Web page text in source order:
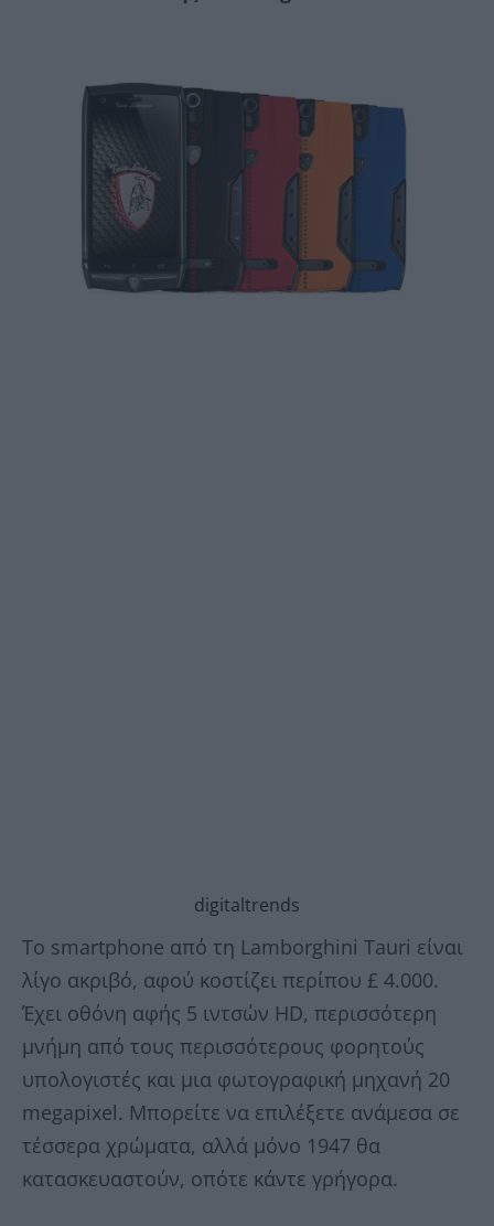
digitaltrends
Το smartphone από τη Lamborghini Tauri είναι
λίγο ακριβό, αφού κοστίζει περίπου £ 4.000.
Έχει οθόνη αφής 5 ιντσών HD, περισσότερη
μνήμη από τους περισσότερους φορητούς
υπολογιστές και μια φωτογραφική μηχανή 20
megapixel. Μπορείτε να επιλέξετε ανάμεσα σε
τέσσερα χρώματα, αλλά μόνο 1947 θα
κατασκευαστούν, οπότε κάντε γρήγορα.